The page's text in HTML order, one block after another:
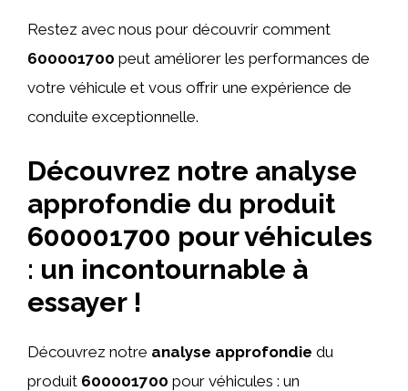
Restez avec nous pour découvrir comment
600001700 peut améliorer les performances de
votre véhicule et vous offrir une expérience de
conduite exceptionnelle.
Découvrez notre analyse
approfondie du produit
600001700 pour véhicules
: un incontournable à
essayer !
Découvrez notre analyse approfondie du
produit 600001700 pour véhicules : un